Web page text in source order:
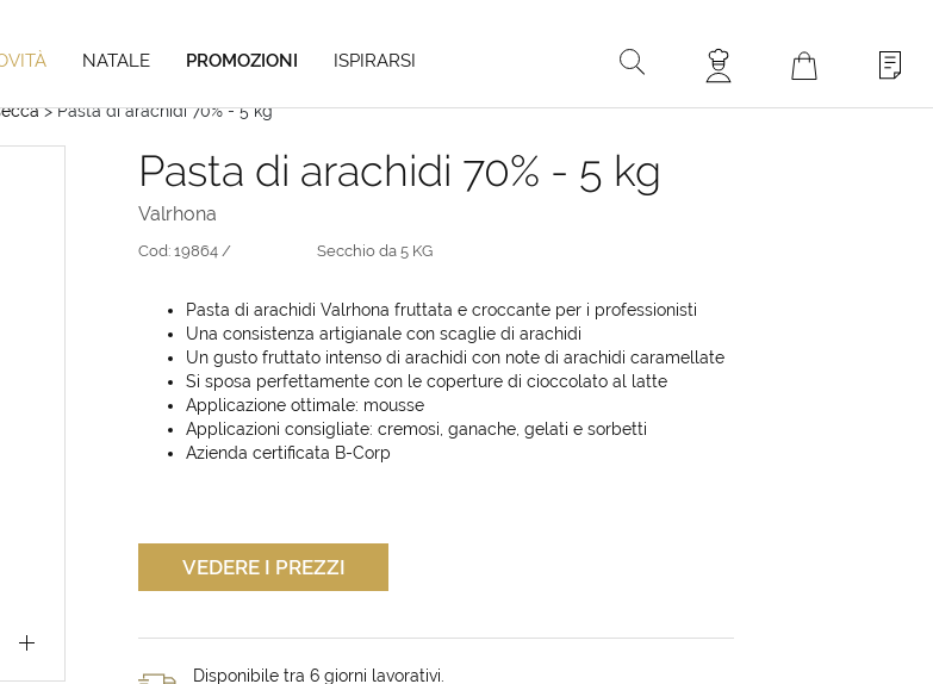
NATALE PROMOZIONI ISPIRARSI
> Pasta di arachidi 70% - 5 kg
Pasta di arachidi 70% - 5 kg
Valrhona
Cod: 19864 / Secchio da 5 KG
Pasta di arachidi Valrhona fruttata e croccante per i professionisti
Una consistenza artigianale con scaglie di arachidi
Un gusto fruttato intenso di arachidi con note di arachidi caramellate
Si sposa perfettamente con le coperture di cioccolato al latte
Applicazione ottimale: mousse
Applicazioni consigliate: cremosi, ganache, gelati e sorbetti
Azienda certificata B-Corp
VEDERE I PREZZI
Disponibile tra 6 giorni lavorativi.